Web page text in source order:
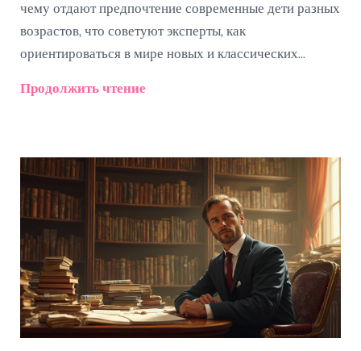
чему отдают предпочтение современные дети разных
возрастов, что советуют эксперты, как
ориентироваться в мире новых и классических
неожиданных находках и лучших советах для
Делимся рабочими рекомендациями как не
потеряться среди ярких обложек на книжной полке.
Продолжить чтение